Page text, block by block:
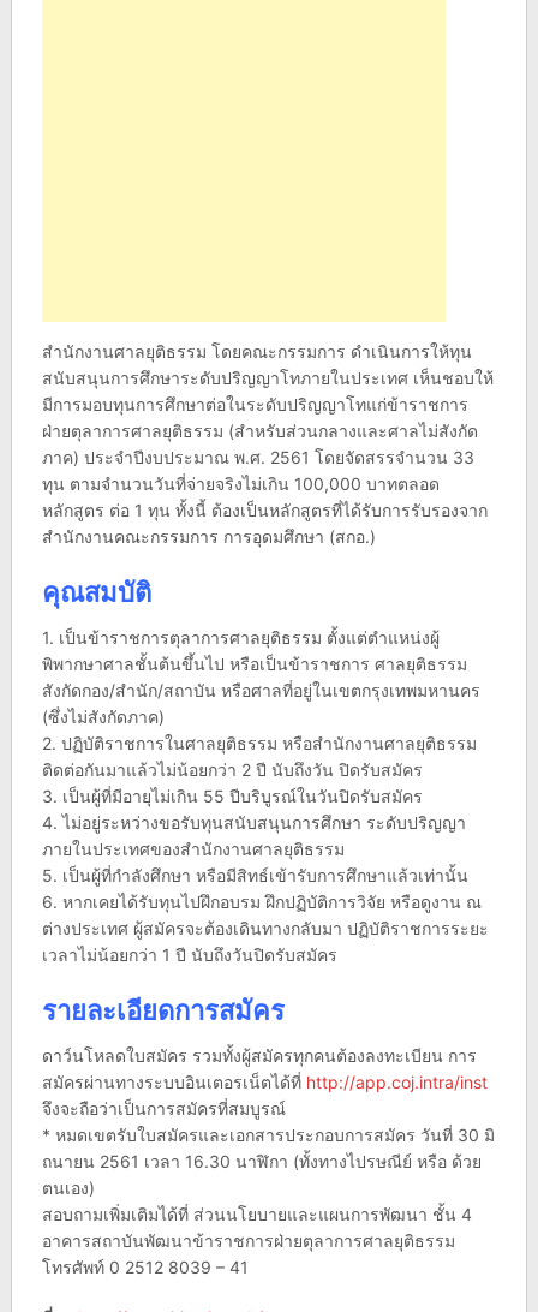
สำนักงานศาลยุติธรรม โดยคณะกรรมการ ดำเนินการให้ทุน
สนับสนุนการศึกษาระดับปริญญาโทภายในประเทศ เห็นชอบให้
มีการมอบทุนการศึกษาต่อในระดับปริญญาโทแก่ข้าราชการ
ฝ่ายตุลาการศาลยุติธรรม (สำหรับส่วนกลางและศาลไม่สังกัด
ภาค) ประจำปีงบประมาณ พ.ศ. 2561 โดยจัดสรรจำนวน 33
ทุน ตามจำนวนวันที่จ่ายจริงไม่เกิน 100,000 บาทตลอด
หลักสูตร ต่อ 1 ทุน ทั้งนี้ ต้องเป็นหลักสูตรที่ได้รับการรับรองจาก
สำนักงานคณะกรรมการ การอุดมศึกษา (สกอ.)
คุณสมบัติ
1. เป็นข้าราชการตุลาการศาลยุติธรรม ตั้งแต่ตำแหน่งผู้
พิพากษาศาลชั้นต้นขึ้นไป หรือเป็นข้าราชการ ศาลยุติธรรม
สังกัดกอง/สำนัก/สถาบัน หรือศาลที่อยู่ในเขตกรุงเทพมหานคร
(ซึ่งไม่สังกัดภาค)
2. ปฏิบัติราชการในศาลยุติธรรม หรือสำนักงานศาลยุติธรรม
ติดต่อกันมาแล้วไม่น้อยกว่า 2 ปี นับถึงวัน ปิดรับสมัคร
3. เป็นผู้ที่มีอายุไม่เกิน 55 ปีบริบูรณ์ในวันปิดรับสมัคร
4. ไม่อยู่ระหว่างขอรับทุนสนับสนุนการศึกษา ระดับปริญญา
ภายในประเทศของสำนักงานศาลยุติธรรม
5. เป็นผู้ที่กำลังศึกษา หรือมีสิทธ์เข้ารับการศึกษาแล้วเท่านั้น
6. หากเคยได้รับทุนไปฝึกอบรม ฝึกปฏิบัติการวิจัย หรือดูงาน ณ
ต่างประเทศ ผู้สมัครจะต้องเดินทางกลับมา ปฏิบัติราชการระยะ
เวลาไม่น้อยกว่า 1 ปี นับถึงวันปิดรับสมัคร
รายละเอียดการสมัคร
ดาว์นโหลดใบสมัคร รวมทั้งผู้สมัครทุกคนต้องลงทะเบียน การ
สมัครผ่านทางระบบอินเตอรเน็ตได้ที่ http://app.coj.intra/inst
จึงจะถือว่าเป็นการสมัครที่สมบูรณ์
* หมดเขตรับใบสมัครและเอกสารประกอบการสมัคร วันที่ 30 มิ
ถนายน 2561 เวลา 16.30 นาฬิกา (ทั้งทางไปรษณีย์ หรือ ด้วย
ตนเอง)
สอบถามเพิ่มเติมได้ที่ ส่วนนโยบายและแผนการพัฒนา ชั้น 4
อาคารสถาบันพัฒนาข้าราชการฝ่ายตุลาการศาลยุติธรรม
โทรศัพท์ 0 2512 8039 – 41